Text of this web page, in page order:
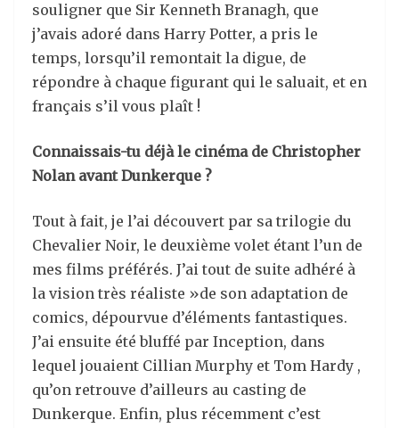
souligner que Sir Kenneth Branagh, que
j’avais adoré dans Harry Potter, a pris le
temps, lorsqu’il remontait la digue, de
répondre à chaque figurant qui le saluait, et en
français s’il vous plaît !
Connaissais-tu déjà le cinéma de Christopher
Nolan avant Dunkerque ?
Tout à fait, je l’ai découvert par sa trilogie du
Chevalier Noir, le deuxième volet étant l’un de
mes films préférés. J’ai tout de suite adhéré à
la vision très réaliste »de son adaptation de
comics, dépourvue d’éléments fantastiques.
J’ai ensuite été bluffé par Inception, dans
lequel jouaient Cillian Murphy et Tom Hardy ,
qu’on retrouve d’ailleurs au casting de
Dunkerque. Enfin, plus récemment c’est